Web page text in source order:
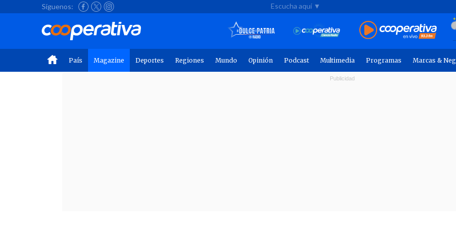
Síguenos: Escucha aquí ▼
País Magazine Deportes Regiones Mundo Opinión Podcast Multimedia Programas Marcas &